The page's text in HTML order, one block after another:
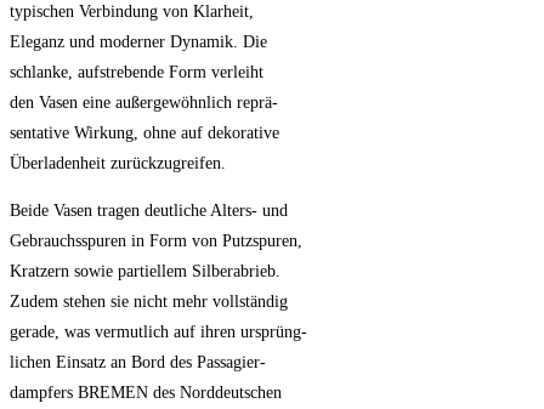
typischen Verbindung von Klarheit,
Eleganz und moderner Dynamik. Die
schlanke, aufstrebende Form verleiht
den Vasen eine außergewöhnlich reprä-
sentative Wirkung, ohne auf dekorative
Überladenheit zurückzugreifen.
Beide Vasen tragen deutliche Alters- und
Gebrauchsspuren in Form von Putzspuren,
Kratzern sowie partiellem Silberabrieb.
Zudem stehen sie nicht mehr vollständig
gerade, was vermutlich auf ihren ursprüng-
lichen Einsatz an Bord des Passagier-
dampfers BREMEN des Norddeutschen